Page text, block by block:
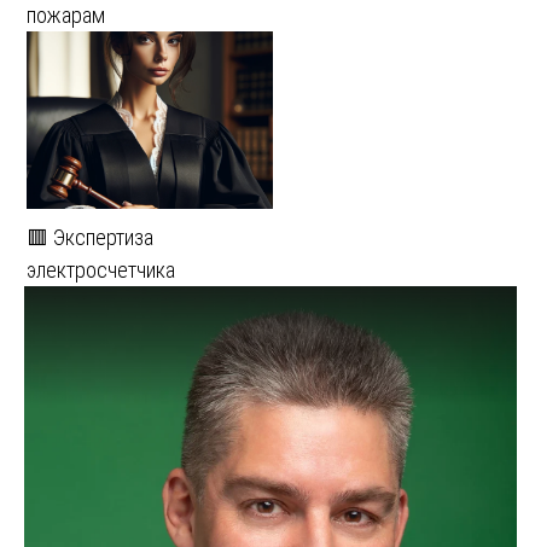
пожарам
🟥 Экспертиза
электросчетчика